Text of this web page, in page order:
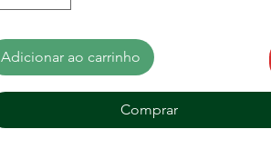
Adicionar ao carrinho
Comprar